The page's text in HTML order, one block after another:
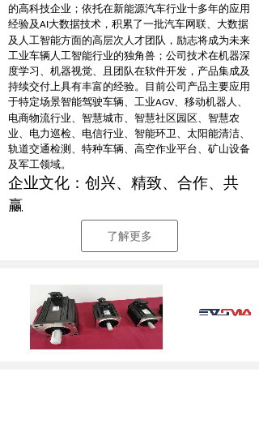
了解更多
的高科技企业；依托在新能源汽车行业十多年的应用
经验及AI大数据技术，积累了一批汽车网联、大数据
及人工智能方面的高层次人才团队，励志将成为未来
工业车辆人工智能行业的独角兽；公司技术在机器深
度学习、机器视觉、且团队在软件开发，产品集成及
持续交付上具有丰富的经验。目前公司产品主要应用
于特定场景智能驾驶车辆、工业AGV、移动机器人、
电商物流行业、智慧城市、智慧社区园区、智慧农
业、电力巡检、电信行业、智能环卫、太阳能清洁、
轨道交通检测、特种车辆、高空作业平台、矿山设备
及军工领域。
企业文化：创兴、精致、合作、共
赢